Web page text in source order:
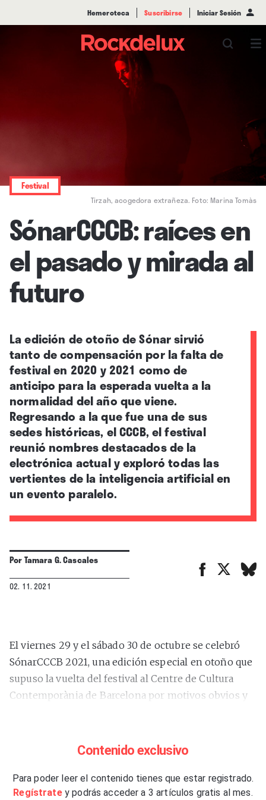
Hemeroteca Suscribirse Iniciar Sesión
Tirzah, acogedora extrañeza. Foto: Marina Tomàs
Festival
SónarCCCB: raíces en
el pasado y mirada al
futuro
La edición de otoño de Sónar sirvió
tanto de compensación por la falta de
festival en 2020 y 2021 como de
anticipo para la esperada vuelta a la
normalidad del año que viene.
Regresando a la que fue una de sus
sedes históricas, el CCCB, el festival
reunió nombres destacados de la
electrónica actual y exploró todas las
vertientes de la inteligencia artificial en
un evento paralelo.
PorTamara G. Cascales
02. 11. 2021
El viernes 29 y el sábado 30 de octubre se celebró
SónarCCCB 2021, una edición especial en otoño que
supuso la vuelta del festival al Centre de Cultura
Contemporània de Barcelona por motivos obvios y
las actuaciones fueron retransmitidas
El mediodía del viernes estuvo ocupado por el
Contenido exclusivo
Para poder leer el contenido tienes que estar registrado.
Regístrate y podrás acceder a 3 artículos gratis al mes.